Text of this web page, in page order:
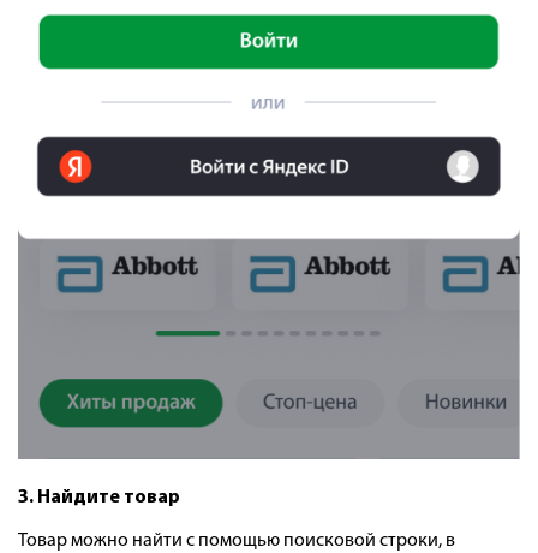
3. Найдите товар
Товар можно найти с помощью поисковой строки, в